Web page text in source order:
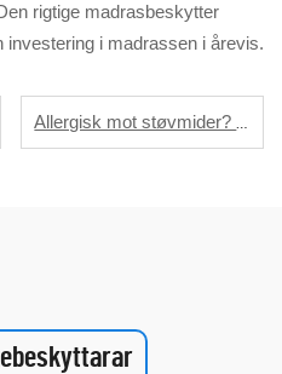
rigtige madrasbeskytter
i madrassen i årevis.
Allergisk mot støvmider? Et beskyttelsesbelegg kan holde dem borte fra puten din